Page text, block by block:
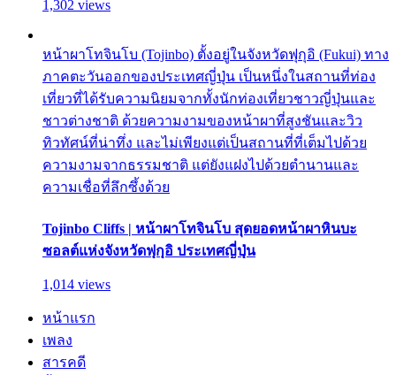
1,302 views
หน้าผาโทจินโบ (Tojinbo) ตั้งอยู่ในจังหวัดฟุกุอิ (Fukui) ทาง
ภาคตะวันออกของประเทศญี่ปุ่น เป็นหนึ่งในสถานที่ท่อง
เที่ยวที่ได้รับความนิยมจากทั้งนักท่องเที่ยวชาวญี่ปุ่นและ
ชาวต่างชาติ ด้วยความงามของหน้าผาที่สูงชันและวิว
ทิวทัศน์ที่น่าทึ่ง และไม่เพียงแต่เป็นสถานที่ที่เต็มไปด้วย
ความงามจากธรรมชาติ แต่ยังแฝงไปด้วยตำนานและ
ความเชื่อที่ลึกซึ้งด้วย
Tojinbo Cliffs | หน้าผาโทจินโบ สุดยอดหน้าผาหินบะ
ซอลต์แห่งจังหวัดฟุกุอิ ประเทศญี่ปุ่น
1,014 views
หน้าแรก
เพลง
สารคดี